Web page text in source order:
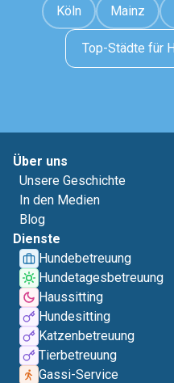
Köln Mainz
Top-Städte für
Über uns
Unsere Geschichte
In den Medien
Blog
Dienste
Hundebetreuung
Hundetagesbetreuung
Haussitting
Hundesitting
Katzenbetreuung
Tierbetreuung
Gassi-Service